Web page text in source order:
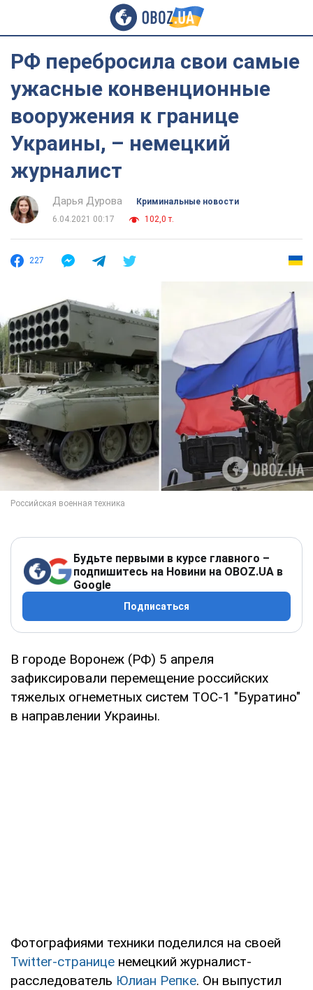
РФ перебросила свои самые
ужасные конвенционные
вооружения к границе
Украины, – немецкий
журналист
Дарья Дурова
Криминальные новости
6.04.2021 00:17
102,0 т.
227
Будьте первыми в курсе главного –
подпишитесь на Новини на OBOZ.UA в
Google
Подписаться
В городе Воронеж (РФ) 5 апреля
зафиксировали перемещение российских
тяжелых огнеметных систем ТОС-1 "Буратино"
в направлении Украины.
Фотографиями техники поделился на своей
Twitter-странице немецкий журналист-
расследователь Юлиан Репке. Он выпустил